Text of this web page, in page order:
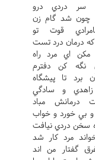
سر دردي درو
چون شد گام زن
قوت تو
درمان درد تست
اي مرد راه
نگه کن دفترم
برد تا پيشگاه
و سادگي
درمانش مباد
و بي خورد و خواب
سخن دردي نيافت
مرد کار شد
گفتار من اند